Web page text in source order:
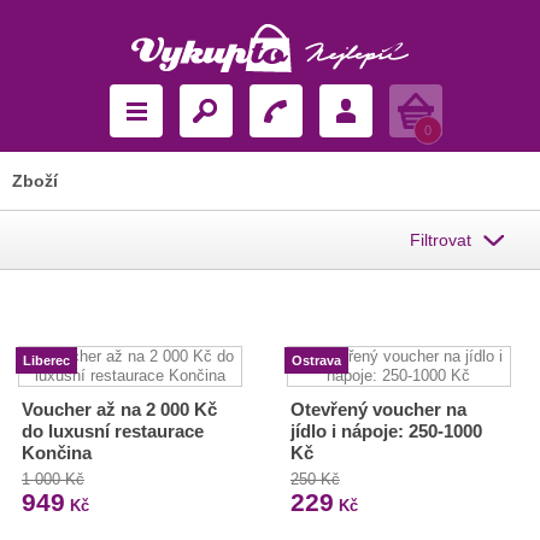
Košík
0
Zboží
Filtrovat
Liberec
Voucher až na 2 000 Kč
do luxusní restaurace
Končina
1 000 Kč
949 Kč
Ostrava
Otevřený voucher na
jídlo i nápoje: 250-1000
Kč
250 Kč
229 Kč